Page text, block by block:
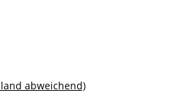
abweichend)